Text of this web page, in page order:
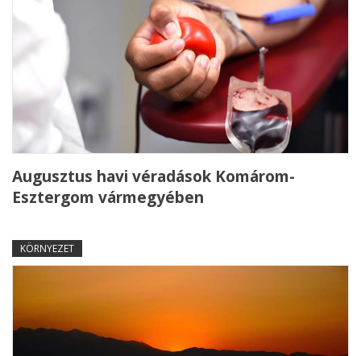
Augusztus havi véradások Komárom-
Esztergom vármegyében
KÖRNYEZET